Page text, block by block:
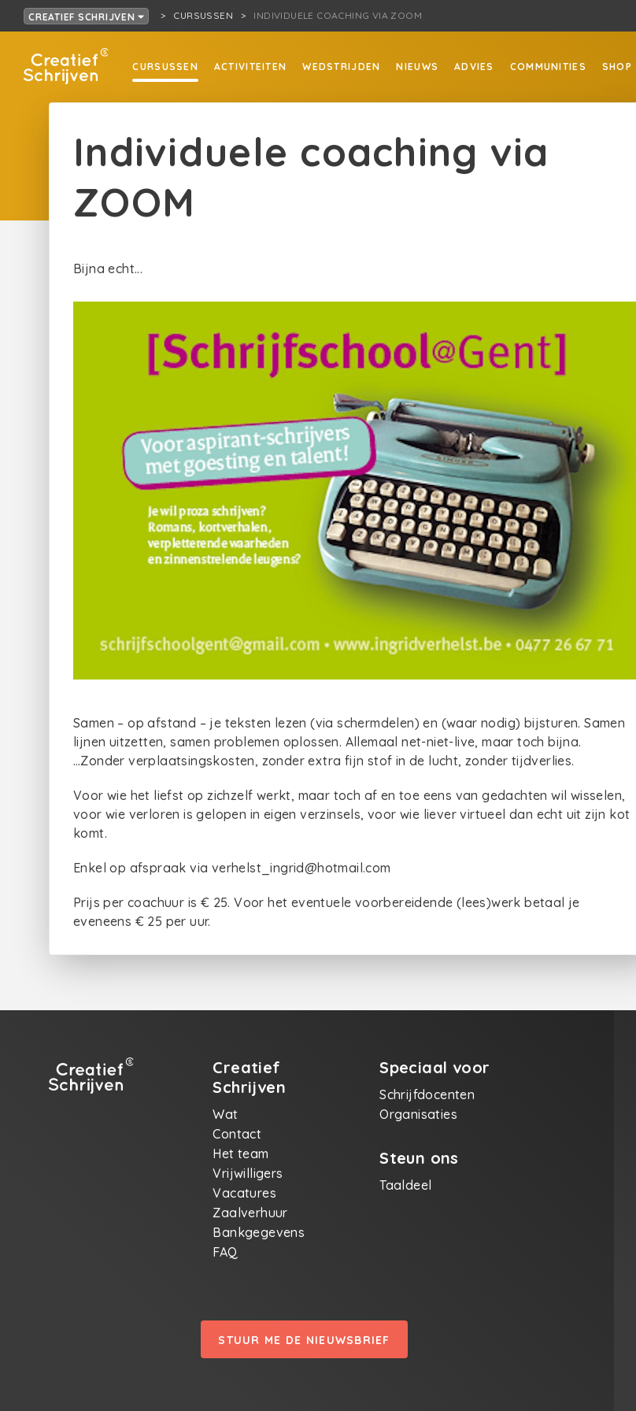
CREATIEF SCHRIJVEN CURSUSSEN INDIVIDUELE COACHING VIA ZOOM
CURSUSSEN ACTIVITEITEN WEDSTRIJDEN NIEUWS ADVIES COMMUNITIES SHOP
Individuele coaching via
ZOOM
Bijna echt...
Samen – op afstand – je teksten lezen (via schermdelen) en (waar nodig) bijsturen. Samen
lijnen uitzetten, samen problemen oplossen. Allemaal net-niet-live, maar toch bijna.
…Zonder verplaatsingskosten, zonder extra fijn stof in de lucht, zonder tijdverlies.
Voor wie het liefst op zichzelf werkt, maar toch af en toe eens van gedachten wil wisselen,
voor wie verloren is gelopen in eigen verzinsels, voor wie liever virtueel dan echt uit zijn kot
komt.
Enkel op afspraak via verhelst_ingrid@hotmail.com
Prijs per coachuur is € 25. Voor het eventuele voorbereidende (lees)werk betaal je
eveneens € 25 per uur.
Creatief
Schrijven
Wat
Contact
Het team
Vrijwilligers
Vacatures
Zaalverhuur
Bankgegevens
FAQ
Speciaal voor
Schrijfdocenten
Organisaties
Steun ons
Taaldeel
STUUR ME DE NIEUWSBRIEF